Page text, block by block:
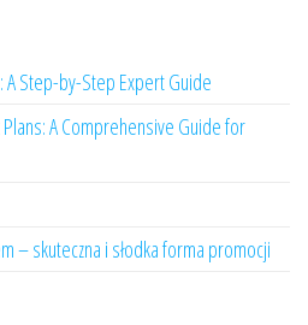
Step-by-Step Expert Guide
Plans: A Comprehensive Guide for
– skuteczna i słodka forma promocji